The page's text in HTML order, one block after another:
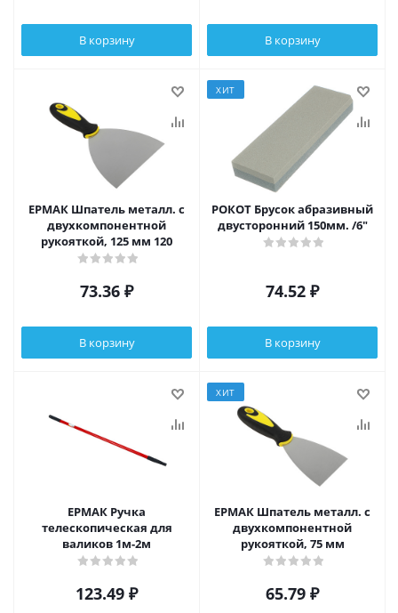
В корзину В корзину
ЕРМАК Шпатель металл. с
двухкомпонентной
рукояткой, 125 мм 120
73.36 ₽
В корзину
ХИТ
РОКОТ Брусок абразивный
двусторонний 150мм. /6"
74.52 ₽
В корзину
ЕРМАК Ручка
телескопическая для
валиков 1м-2м
123.49 ₽
ХИТ
ЕРМАК Шпатель металл. с
двухкомпонентной
рукояткой, 75 мм
65.79 ₽